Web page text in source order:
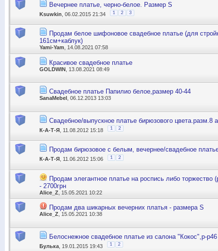
Вечернее платье, черно-белое. Размер S
Ksuwkin , 06.02.2015 21:34 1 2 3
Продам белое шифоновое свадебное платье (для
161см+каблук)
Yami-Yam , 14.08.2021 07:58
Красивое свадебное платье
GOLDWIN , 13.08.2021 08:49
Свадебное платье Папилио белое,размер 40-44
SanaMebel , 06.12.2013 13:03
Свадебное/выпускное платье бирюзового
К-А-Т-Я , 11.08.2012 15:18 1 2
Продам бирюзовое с белым, вечернее/свадебное
К-А-Т-Я , 11.06.2012 15:06 1 2
Продам элегантное платье на роспись либо торжество
- 2700грн
Alice_Z , 15.05.2021 10:22
Продам два шикарных вечерних платья - размера S
Alice_Z , 15.05.2021 10:38
Белоснежное свадебное платье из салона "Кокос",р-р46
Булька , 19.01.2015 19:43 1 2